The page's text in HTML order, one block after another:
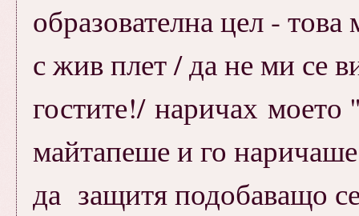
образователна цел -
с жив плет / да не ми се
гостите!/ наричах
майтапеше и го
да защитя подобаващо